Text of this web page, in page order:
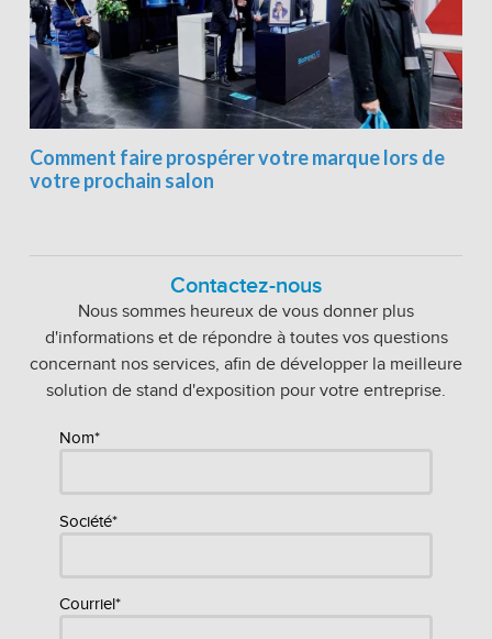
Comment faire prospérer votre marque lors de
votre prochain salon
Contactez-nous
Nous sommes heureux de vous donner plus
d'informations et de répondre à toutes vos questions
concernant nos services, afin de développer la meilleure
solution de stand d'exposition pour votre entreprise.
Nom*
Société*
Courriel*